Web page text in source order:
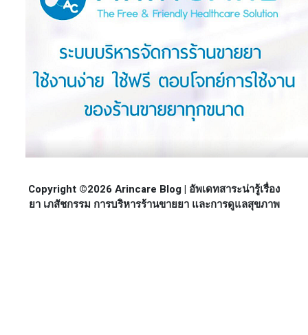
Copyright ©2026 Arincare Blog | อัพเดทสาระน่ารู้เรื่อง
ยา เภสัชกรรม การบริหารร้านขายยา และการดูแลสุขภาพ